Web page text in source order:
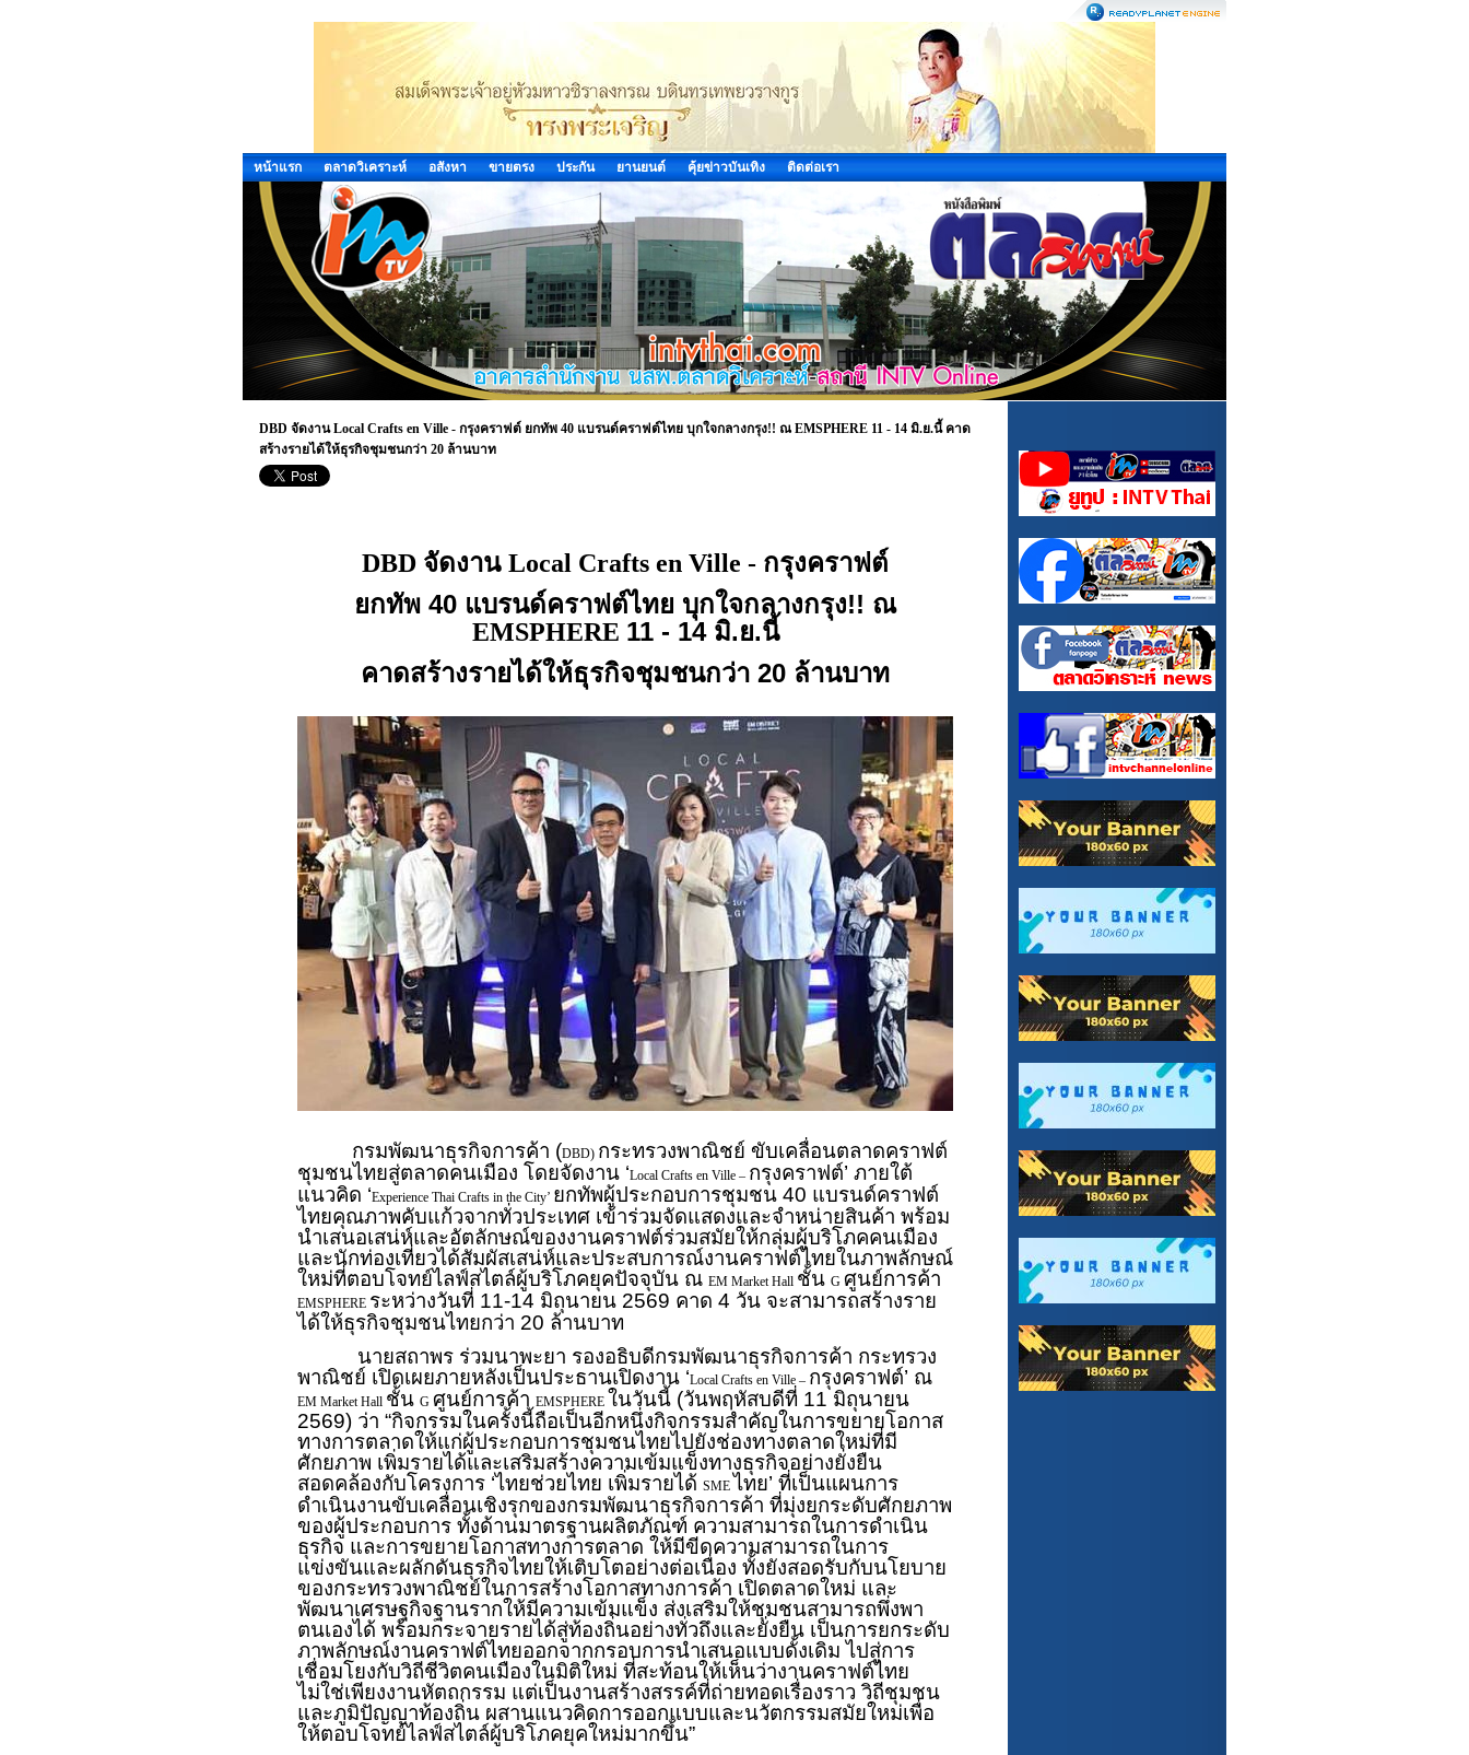
หน้าแรก ตลาดวิเคราะห์ อสังหา ขายตรง ประกัน ยานยนต์ คุ้ยข่าวบันเทิง ติดต่อเรา
DBD จัดงาน Local Crafts en Ville - กรุงคราฟต์ ยกทัพ 40 แบรนด์คราฟต์ไทย บุกใจกลางกรุง!! ณ EMSPHERE 11 - 14 มิ.ย.นี้ คาด
สร้างรายได้ให้ธุรกิจชุมชนกว่า 20 ล้านบาท
DBD จัดงาน Local Crafts en Ville - กรุงคราฟต์
ยกทัพ 40 แบรนด์คราฟต์ไทย บุกใจกลางกรุง!! ณ
EMSPHERE 11 - 14 มิ.ย.นี้
คาดสร้างรายได้ให้ธุรกิจชุมชนกว่า 20 ล้านบาท
กรมพัฒนาธุรกิจการค้า (DBD) กระทรวงพาณิชย์ ขับเคลื่อนตลาดคราฟต์
ชุมชนไทยสู่ตลาดคนเมือง โดยจัดงาน ‘Local Crafts en Ville – กรุงคราฟต์’ ภายใต้
แนวคิด ‘Experience Thai Crafts in the City’ ยกทัพผู้ประกอบการชุมชน 40 แบรนด์คราฟต์
ไทยคุณภาพคับแก้วจากทั่วประเทศ เข้าร่วมจัดแสดงและจำหน่ายสินค้า พร้อม
นำเสนอเสน่ห์และอัตลักษณ์ของงานคราฟต์ร่วมสมัยให้กลุ่มผู้บริโภคคนเมือง
และนักท่องเที่ยวได้สัมผัสเสน่ห์และประสบการณ์งานคราฟต์ไทยในภาพลักษณ์
ใหม่ที่ตอบโจทย์ไลฟ์สไตล์ผู้บริโภคยุคปัจจุบัน ณ EM Market Hall ชั้น G ศูนย์การค้า
EMSPHERE ระหว่างวันที่ 11-14 มิถุนายน 2569 คาด 4 วัน จะสามารถสร้างราย
ได้ให้ธุรกิจชุมชนไทยกว่า 20 ล้านบาท
นายสถาพร ร่วมนาพะยา รองอธิบดีกรมพัฒนาธุรกิจการค้า กระทรวง
พาณิชย์ เปิดเผยภายหลังเป็นประธานเปิดงาน ‘Local Crafts en Ville – กรุงคราฟต์’ ณ
EM Market Hall ชั้น G ศูนย์การค้า EMSPHERE ในวันนี้ (วันพฤหัสบดีที่ 11 มิถุนายน
2569) ว่า “กิจกรรมในครั้งนี้ถือเป็นอีกหนึ่งกิจกรรมสำคัญในการขยายโอกาส
ทางการตลาดให้แก่ผู้ประกอบการชุมชนไทยไปยังช่องทางตลาดใหม่ที่มี
ศักยภาพ เพิ่มรายได้และเสริมสร้างความเข้มแข็งทางธุรกิจอย่างยั่งยืน
สอดคล้องกับโครงการ ‘ไทยช่วยไทย เพิ่มรายได้ SME ไทย’ ที่เป็นแผนการ
ดำเนินงานขับเคลื่อนเชิงรุกของกรมพัฒนาธุรกิจการค้า ที่มุ่งยกระดับศักยภาพ
ของผู้ประกอบการ ทั้งด้านมาตรฐานผลิตภัณฑ์ ความสามารถในการดำเนิน
ธุรกิจ และการขยายโอกาสทางการตลาด ให้มีขีดความสามารถในการ
แข่งขันและผลักดันธุรกิจไทยให้เติบโตอย่างต่อเนื่อง ทั้งยังสอดรับกับนโยบาย
ของกระทรวงพาณิชย์ในการสร้างโอกาสทางการค้า เปิดตลาดใหม่ และ
พัฒนาเศรษฐกิจฐานรากให้มีความเข้มแข็ง ส่งเสริมให้ชุมชนสามารถพึ่งพา
ตนเองได้ พร้อมกระจายรายได้สู่ท้องถิ่นอย่างทั่วถึงและยั่งยืน เป็นการยกระดับ
ภาพลักษณ์งานคราฟต์ไทยออกจากกรอบการนำเสนอแบบดั้งเดิม ไปสู่การ
เชื่อมโยงกับวิถีชีวิตคนเมืองในมิติใหม่ ที่สะท้อนให้เห็นว่างานคราฟต์ไทย
ไม่ใช่เพียงงานหัตถกรรม แต่เป็นงานสร้างสรรค์ที่ถ่ายทอดเรื่องราว วิถีชุมชน
และภูมิปัญญาท้องถิ่น ผสานแนวคิดการออกแบบและนวัตกรรมสมัยใหม่เพื่อ
ให้ตอบโจทย์ไลฟ์สไตล์ผู้บริโภคยุคใหม่มากขึ้น”